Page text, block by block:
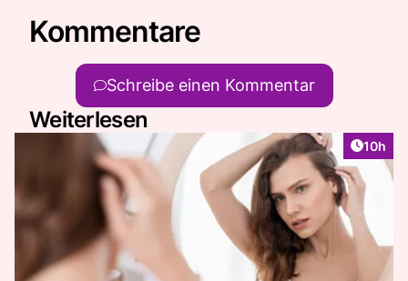
Kommentare
Schreibe einen Kommentar
Weiterlesen
Artikel
10h